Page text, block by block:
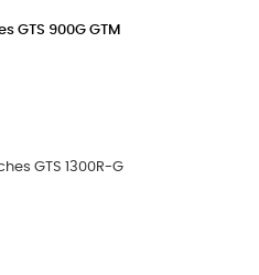
GTS 900G GTM